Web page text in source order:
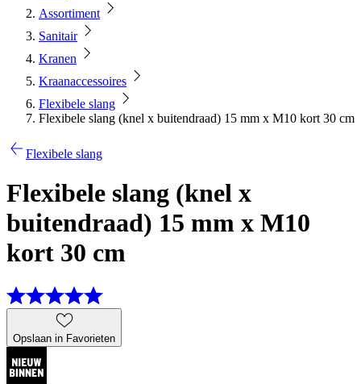
Assortiment
Sanitair
Kranen
Kraanaccessoires
Flexibele slang
Flexibele slang (knel x buitendraad) 15 mm x M10 kort 30 cm
Flexibele slang
Flexibele slang (knel x
buitendraad) 15 mm x M10
kort 30 cm
Opslaan in Favorieten